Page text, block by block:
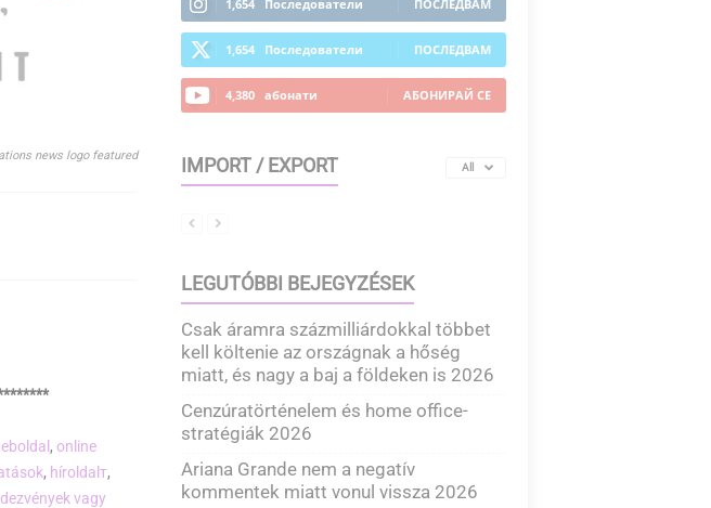
news logo featured
, online
, híroldalт,
vagy
1,654 Последователи ПОСЛЕДВАМ
1,654 Последователи ПОСЛЕДВАМ
4,380 абонати АБОНИРАЙ СЕ
IMPORT / EXPORT All
LEGUTÓBBI BEJEGYZÉSEK
Csak áramra százmilliárdokkal többet
kell költenie az országnak a hőség
miatt, és nagy a baj a földeken is 2026
Cenzúratörténelem és home office-
stratégiák 2026
Ariana Grande nem a negatív
kommentek miatt vonul vissza 2026